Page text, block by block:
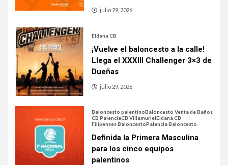
julio 29, 2026
Eldana CB
¡Vuelve el baloncesto a la calle!
Llega el XXXIII Challenger 3×3 de
Dueñas
julio 29, 2026
Baloncesto palentinoBaloncesto Venta de Baños
CB PalenciaCB VillamurielEldana CB
Filipenses BaloncestoPalencia Baloncesto
Definida la Primera Masculina
para los cinco equipos
palentinos